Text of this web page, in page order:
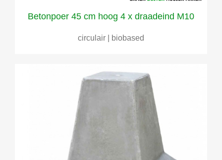
Betonpoer 45 cm hoog 4 x draadeind M10
circulair | biobased